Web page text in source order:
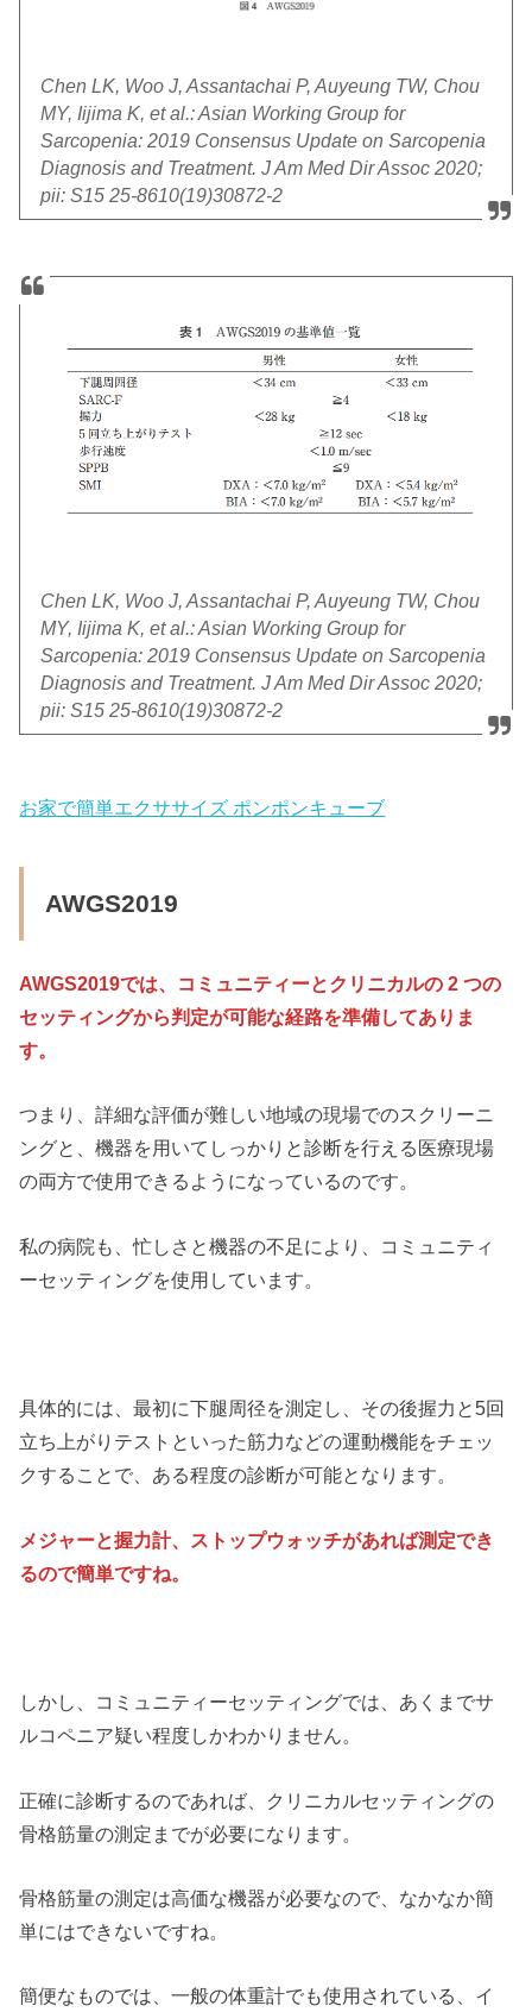
Chen LK, Woo J, Assantachai P, Auyeung TW, Chou
MY, Iijima K, et al.: Asian Working Group for
Sarcopenia: 2019 Consensus Update on Sarcopenia
Diagnosis and Treatment. J Am Med Dir Assoc 2020;
pii: S15 25-8610(19)30872-2
Chen LK, Woo J, Assantachai P, Auyeung TW, Chou
MY, Iijima K, et al.: Asian Working Group for
Sarcopenia: 2019 Consensus Update on Sarcopenia
Diagnosis and Treatment. J Am Med Dir Assoc 2020;
pii: S15 25-8610(19)30872-2
お家で簡単エクササイズ ポンポンキューブ
AWGS2019
AWGS2019では、コミュニティーとクリニカルの 2 つの
セッティングから判定が可能な経路を準備してありま
す。
つまり、詳細な評価が難しい地域の現場でのスクリーニ
ングと、機器を用いてしっかりと診断を行える医療現場
の両方で使用できるようになっているのです。
私の病院も、忙しさと機器の不足により、コミュニティ
ーセッティングを使用しています。
具体的には、最初に下腿周径を測定し、その後握力と5回
立ち上がりテストといった筋力などの運動機能をチェッ
クすることで、ある程度の診断が可能となります。
メジャーと握力計、ストップウォッチがあれば測定でき
るので簡単ですね。
しかし、コミュニティーセッティングでは、あくまでサ
ルコペニア疑い程度しかわかりません。
正確に診断するのであれば、クリニカルセッティングの
骨格筋量の測定までが必要になります。
骨格筋量の測定は高価な機器が必要なので、なかなか簡
単にはできないですね。
簡便なものでは、一般の体重計でも使用されている、イ